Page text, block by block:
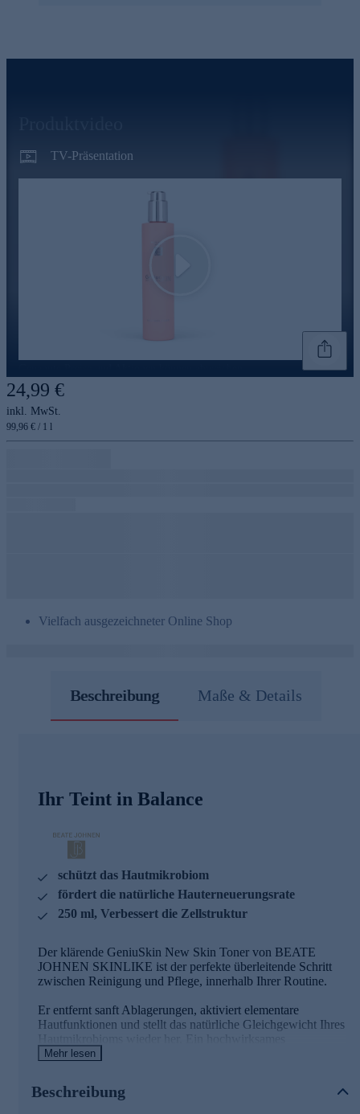
TV-Präsentation
24,99 €
inkl. MwSt.
99,96 € / 1 l
Vielfach ausgezeichneter Online Shop
Beschreibung Maße & Details
Ihr Teint in Balance
schützt das Hautmikrobiom
fördert die natürliche Hauterneuerungsrate
250 ml, Verbessert die Zellstruktur
Der klärende GeniuSkin New Skin Toner von BEATE
JOHNEN SKINLIKE ist der perfekte überleitende Schritt
zwischen Reinigung und Pflege, innerhalb Ihrer Routine.
Er entfernt sanft Ablagerungen, aktiviert elementare
Hautfunktionen und stellt das natürliche Gleichgewicht Ihres
Hautmikrobioms wieder her. Ein hochwirksames
biomimetischen Peptid – potenter als Retinol – kurbelt die
Mehr lesen
Beschreibung